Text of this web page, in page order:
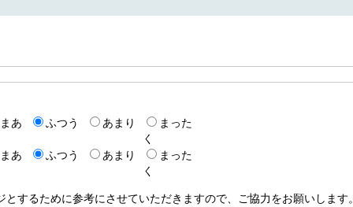
あ ふつう あまり
まった
く
あ
ふつう あまり
まった
く
するために参考にさせていただきますので、ご協力をお願いしま